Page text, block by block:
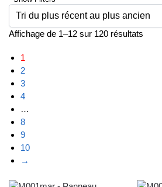
Affichage de 1–12 sur 120 résultats
1
2
3
4
…
8
9
10
→